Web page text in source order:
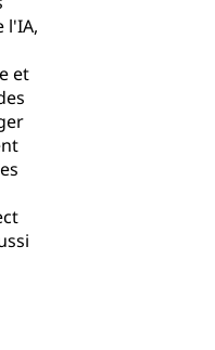
l'IA,
et